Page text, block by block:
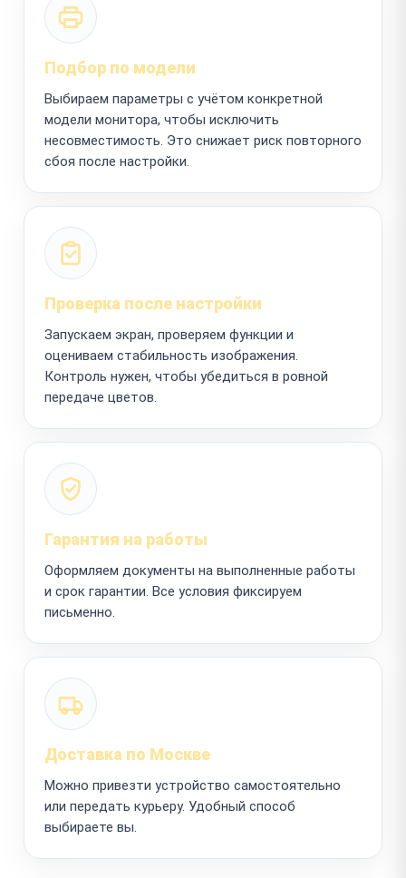
Подбор по модели
Выбираем параметры с учётом конкретной
модели монитора, чтобы исключить
несовместимость. Это снижает риск повторного
сбоя после настройки.
Проверка после настройки
Запускаем экран, проверяем функции и
оцениваем стабильность изображения.
Контроль нужен, чтобы убедиться в ровной
передаче цветов.
Гарантия на работы
Оформляем документы на выполненные работы
и срок гарантии. Все условия фиксируем
письменно.
Доставка по Москве
Можно привезти устройство самостоятельно
или передать курьеру. Удобный способ
выбираете вы.